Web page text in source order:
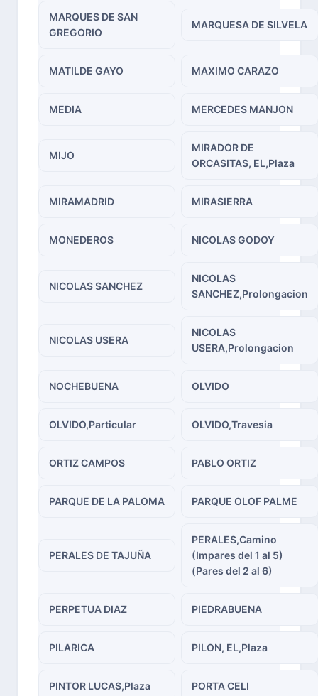
MARQUES DE SAN
GREGORIO
MARQUESA DE SILVELA
MATILDE GAYO MAXIMO CARAZO
MEDIA MERCEDES MANJON
MIJO
MIRADOR DE
ORCASITAS, EL,Plaza
MIRAMADRID MIRASIERRA
MONEDEROS NICOLAS GODOY
NICOLAS SANCHEZ
NICOLAS
SANCHEZ,Prolongacion
NICOLAS USERA
NICOLAS
USERA,Prolongacion
NOCHEBUENA OLVIDO
OLVIDO,Particular OLVIDO,Travesia
ORTIZ CAMPOS PABLO ORTIZ
PARQUE DE LA PALOMA PARQUE OLOF PALME
PERALES DE TAJUÑA
PERALES,Camino
(Impares del 1 al 5)
(Pares del 2 al 6)
PERPETUA DIAZ PIEDRABUENA
PILARICA PILON, EL,Plaza
PINTOR LUCAS,Plaza PORTA CELI